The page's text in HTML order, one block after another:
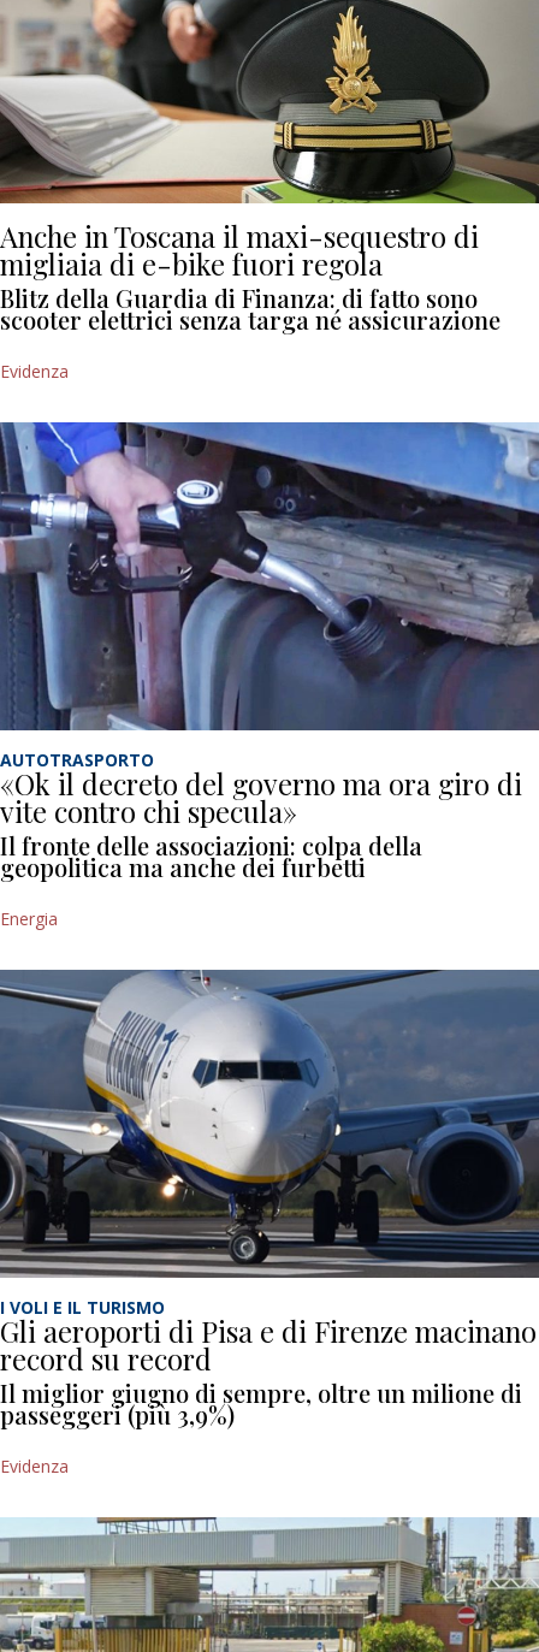
Anche in Toscana il maxi-sequestro di
migliaia di e-bike fuori regola
Blitz della Guardia di Finanza: di fatto sono
scooter elettrici senza targa né assicurazione
Evidenza
AUTOTRASPORTO
«Ok il decreto del governo ma ora giro di
vite contro chi specula»
Il fronte delle associazioni: colpa della
geopolitica ma anche dei furbetti
Energia
I VOLI E IL TURISMO
Gli aeroporti di Pisa e di Firenze macinano
record su record
Il miglior giugno di sempre, oltre un milione di
passeggeri (più 3,9%)
Evidenza